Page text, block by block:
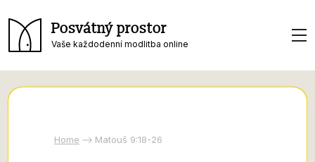
Posvátný prostor
Vaše každodenní modlitba online
Home Matouš 9:18-26